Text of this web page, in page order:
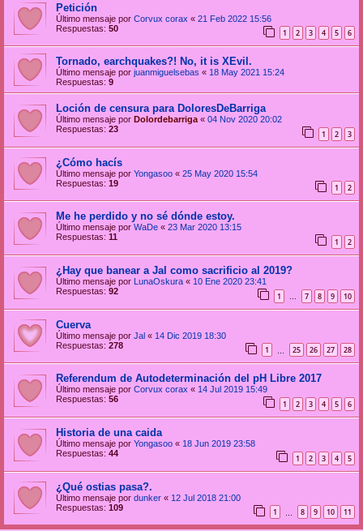
Petición
Último mensaje por Corvux corax « 21 Feb 2022 15:56
Respuestas: 50 1 2 3 4 5 6
Tornado, earchquakes?! No, it is XEvil.
Último mensaje por juanmiguelsebas « 18 May 2021 15:24
Respuestas: 9
Loción de censura para DoloresDeBarriga
Último mensaje por Dolordebarriga « 04 Nov 2020 20:02
Respuestas: 23 1 2 3
¿Cómo hacís
Último mensaje por Yongasoo « 25 May 2020 15:54
Respuestas: 19 1 2
Me he perdido y no sé dónde estoy.
Último mensaje por WaDe « 23 Mar 2020 13:15
Respuestas: 11 1 2
¿Hay que banear a Jal como sacrificio al 2019?
Último mensaje por LunaOskura « 10 Ene 2020 23:41
Respuestas: 92 1 … 7 8 9 10
Cuerva
Último mensaje por Jal « 14 Dic 2019 18:30
Respuestas: 278 1 25 26 27 28
Referendum de Autodeterminación del pH Libre 2017
Último mensaje por Corvux corax « 14 Jul 2019 15:49
Respuestas: 56 1 2 3 4 5 6
Historia de una caida
Último mensaje por Yongasoo « 18 Jun 2019 23:58
Respuestas: 44 1 2 3 4 5
¿Qué ostias pasa?.
Último mensaje por dunker « 12 Jul 2018 21:00
Respuestas: 109 1 8 9 10 11